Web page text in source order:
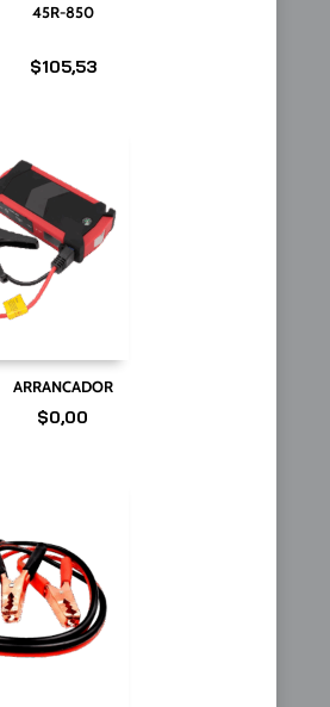
45R-850
$105,53
ARRANCADOR
$0,00